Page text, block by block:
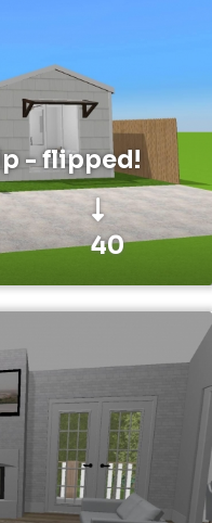
- flipped!
40